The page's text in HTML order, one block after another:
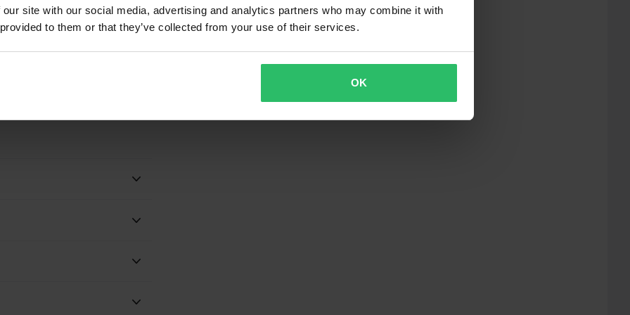
site with our social media, advertising and analytics partners who may combine it with
to them or that they’ve collected from your use of their services.
OK